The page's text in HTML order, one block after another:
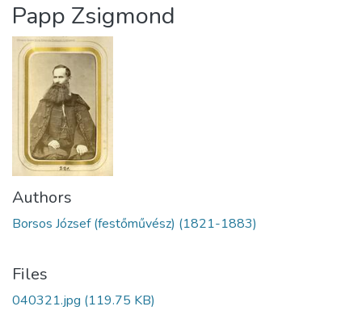
Statistics
About us
Papp Zsigmond
Authors
Borsos József (festőművész) (1821-1883)
Files
040321.jpg (119.75 KB)